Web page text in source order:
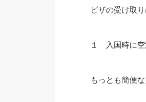
ビザの受け取
１ 入国時に空
もっとも簡便